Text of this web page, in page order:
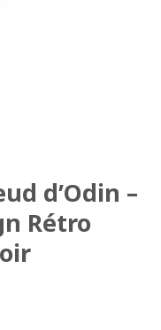
d’Odin –
Rétro